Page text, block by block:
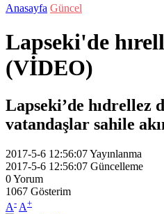
Anasayfa Güncel
Lapseki'de
(VİDEO)
Lapseki’de hıdrellez
vatandaşlar sahile
2017-5-6 12:56:07Yayınlanma
2017-5-6 12:56:07 Güncelleme
0Yorum
1067 Gösterim
A- A+